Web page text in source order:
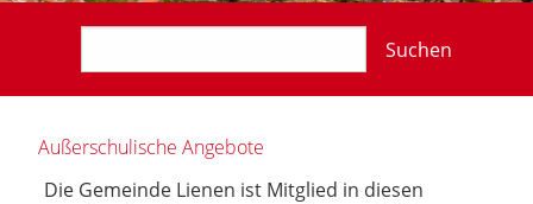
Suchen
Außerschulische Angebote
Die Gemeinde Lienen ist Mitglied in diesen